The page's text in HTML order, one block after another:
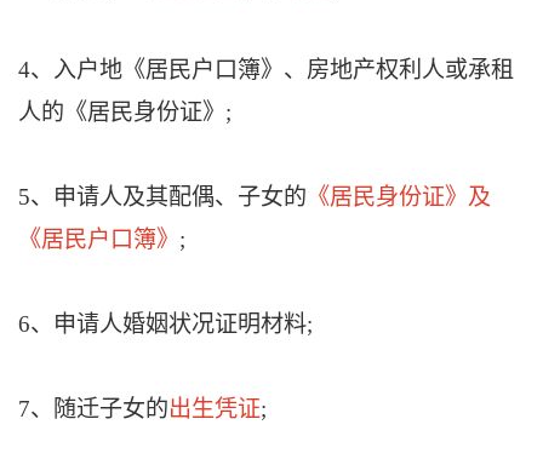
4、入户地《居民户口簿》、房地产权利人或承租
人的《居民身份证》;
5、申请人及其配偶、子女的 《居民身份证》及
《居民户口簿》 ;
6、申请人婚姻状况证明材料;
7、随迁子女的出生凭证;